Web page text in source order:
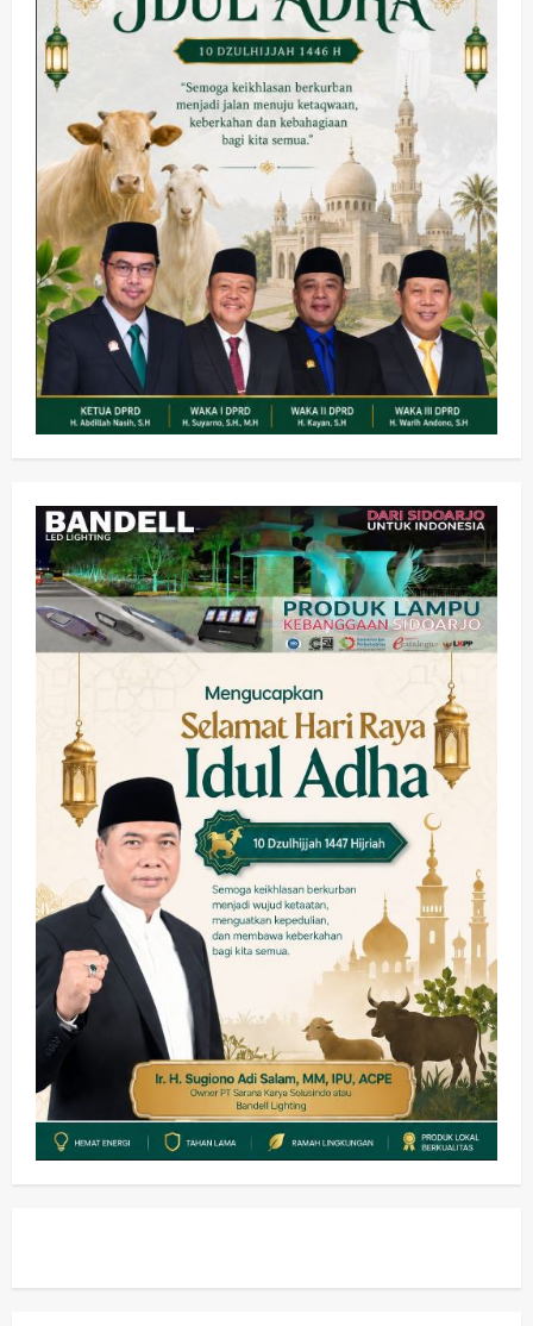
2
Adu Taktik di Atas Rumput Sintetis:
PWI dan Sapma PP Sidoarjo
Memanaskan Mesin Menuju Piala
Soccer
wartanusa 5 Agustus 2026
Ekonomi Hiburan Pemerintahan
HOT NEWS: Ribuan Warga Wage
Tumplek Blek di Bazar Rakyat Jalan
Jambu, Borong Kuliner UMKM Sambil
Nonton Jaranan!
wartanusa 4 Agustus 2026
4
Keagamaan Pemerintahan
Pemkab Sidoarjo & Muhammadiyah
Sinergi Permudah Perizinan, Wakaf,
hingga Hibah
wartanusa 4 Agustus 2026
5
Keagamaan Pemerintahan
Hadir di Pengajian Qurrota A’yun,
Wabup Sidoarjo Minta Doa Jamaah
Agar Tetap Amanah Memimpin
wartanusa 4 Agustus 2026
Kesehatan Pembangunan
Pemerintahan
PANAS! Kalah Tender Proyek RSUD
Sibar Rp 9,9 M, Beranikah CV Tiga
Anugerah Utama Pertaruhkan